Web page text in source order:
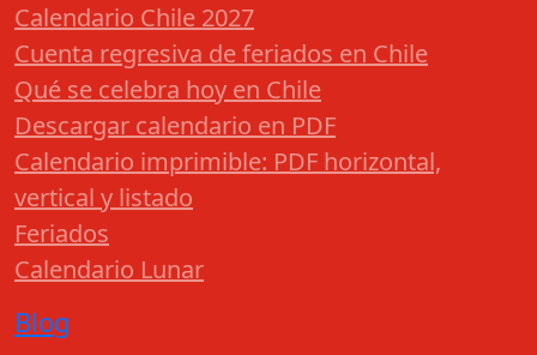
Calendario Chile 2027
Cuenta regresiva de feriados en Chile
Qué se celebra hoy en Chile
Descargar calendario en PDF
Calendario imprimible: PDF horizontal,
vertical y listado
Feriados
Calendario Lunar
Blog